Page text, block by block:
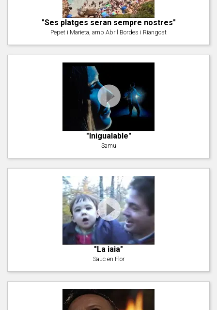
"Ses platges seran sempre nostres"
Pepet i Marieta, amb Abril Bordes i Riangost
"Inigualable"
Samu
"La iaia"
Saüc en Flor